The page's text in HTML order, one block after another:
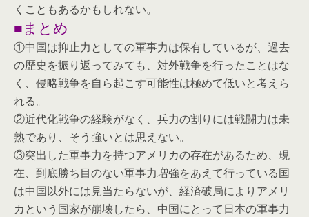
くこともあるかもしれない。
■まとめ
①中国は抑止力としての軍事力は保有しているが、過去
の歴史を振り返ってみても、対外戦争を行ったことはな
く、侵略戦争を自ら起こす可能性は極めて低いと考えら
れる。
②近代化戦争の経験がなく、兵力の割りには戦闘力は未
熟であり、そう強いとは思えない。
③突出した軍事力を持つアメリカの存在があるため、現
在、到底勝ち目のない軍事力増強をあえて行っている国
は中国以外には見当たらないが、経済破局によりアメリ
カという国家が崩壊したら、中国にとって日本の軍事力